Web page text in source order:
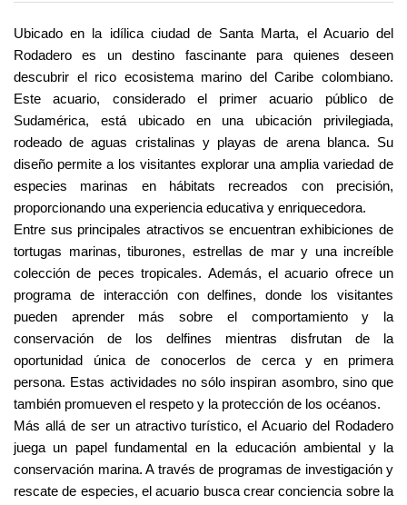
Ubicado en la idílica ciudad de Santa Marta, el Acuario del
Rodadero es un destino fascinante para quienes deseen
descubrir el rico ecosistema marino del Caribe colombiano.
Este acuario, considerado el primer acuario público de
Sudamérica, está ubicado en una ubicación privilegiada,
rodeado de aguas cristalinas y playas de arena blanca. Su
diseño permite a los visitantes explorar una amplia variedad de
especies marinas en hábitats recreados con precisión,
proporcionando una experiencia educativa y enriquecedora.
Entre sus principales atractivos se encuentran exhibiciones de
tortugas marinas, tiburones, estrellas de mar y una increíble
colección de peces tropicales. Además, el acuario ofrece un
programa de interacción con delfines, donde los visitantes
pueden aprender más sobre el comportamiento y la
conservación de los delfines mientras disfrutan de la
oportunidad única de conocerlos de cerca y en primera
persona. Estas actividades no sólo inspiran asombro, sino que
también promueven el respeto y la protección de los océanos.
Más allá de ser un atractivo turístico, el Acuario del Rodadero
juega un papel fundamental en la educación ambiental y la
conservación marina. A través de programas de investigación y
rescate de especies, el acuario busca crear conciencia sobre la